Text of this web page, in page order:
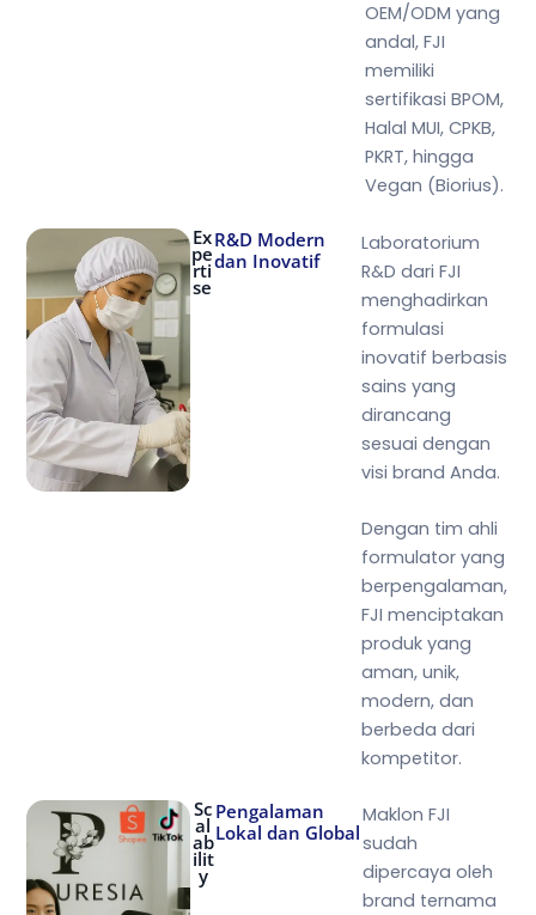
OEM/ODM yang
andal, FJI
memiliki
sertifikasi BPOM,
Halal MUI, CPKB,
PKRT, hingga
Vegan (Biorius).
Ex
pe
rti
se
R&D Modern
dan Inovatif
Laboratorium
R&D dari FJI
menghadirkan
formulasi
inovatif berbasis
sains yang
dirancang
sesuai dengan
visi brand Anda.
Dengan tim ahli
formulator yang
berpengalaman,
FJI menciptakan
produk yang
aman, unik,
modern, dan
berbeda dari
kompetitor.
Sc
al
ab
ilit
y
Pengalaman
Lokal dan Global
Maklon FJI
sudah
dipercaya oleh
brand ternama